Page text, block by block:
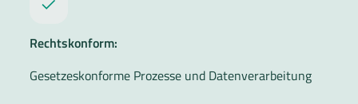
Rechtskonform:
Gesetzeskonforme Prozesse und Datenverarbeitung